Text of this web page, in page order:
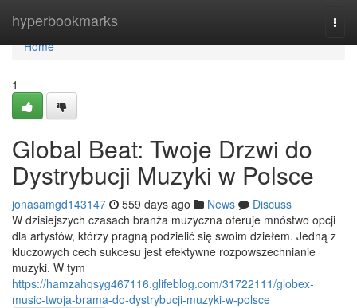
hyperbookmarks
Home
Home
1
Global Beat: Twoje Drzwi do
Dystrybucji Muzyki w Polsce
jonasamgd143147 559 days ago News
Discuss
W dzisiejszych czasach branża muzyczna oferuje mnóstwo opcji
dla artystów, którzy pragną podzielić się swoim dziełem. Jedną z
kluczowych cech sukcesu jest efektywne rozpowszechnianie
muzyki. W tym
https://hamzahqsyg467116.glifeblog.com/31722111/globex-
music-twoja-brama-do-dystrybucji-muzyki-w-polsce